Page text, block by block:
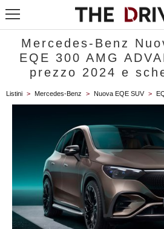
Mercedes-Benz
EQE 300 AMG
prezzo 2024 e
Listini > Mercedes-Benz > Nuova EQE SUV >